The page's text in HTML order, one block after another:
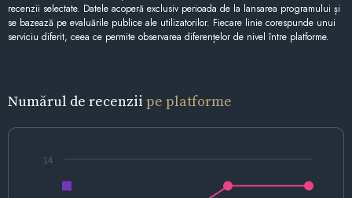
recenzii selectate. Datele acoperă exclusiv perioada de la lansarea programului și
se bazează pe evaluările publice ale utilizatorilor. Fiecare linie corespunde unui
serviciu diferit, ceea ce permite observarea diferențelor de nivel între platforme.
Numărul de recenzii pe platforme
14